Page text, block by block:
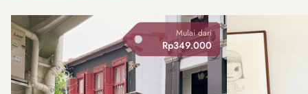
Mulai dari
Rp349.000